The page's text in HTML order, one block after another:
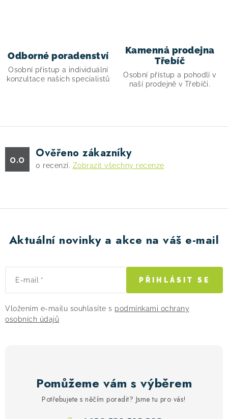
p
s
Odborné poradenství
Osobní přístup a individuální
konzultace našich specialistů
Kamenná prodejna
Třebíč
Osobní přístup a pohodlí v
naší prodejně v Třebíči.
0.0 Ověřeno zákazníky
0 recenzí. Zobrazit všechny recenze
Aktuální novinky a akce na váš e-mail
E-mail
Vložením e-mailu souhlasíte s podmínkami ochrany
osobních údajů
PŘIHLÁSIT SE
Pomůžeme vám s výběrem
Potřebujete s něčím poradit? Jsme tu pro vás!